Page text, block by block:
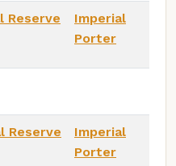
Reserve
Imperial
Porter
Reserve
Imperial
Porter